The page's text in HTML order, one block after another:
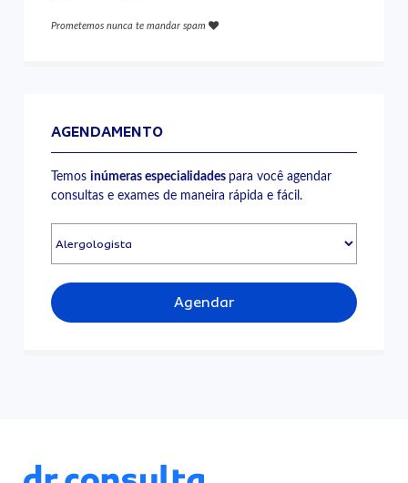
Prometemos nunca te mandar spam
AGENDAMENTO
Temosinúmeras especialidades para você agendar
consultas e exames de maneira rápida e fácil.
Agendar